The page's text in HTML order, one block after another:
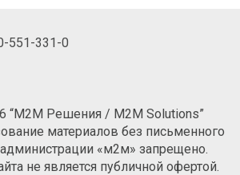
551-331-0
“М2М Решения / M2M Solutions”
материалов без письменного
«м2м» запрещено.
не является публичной офертой.